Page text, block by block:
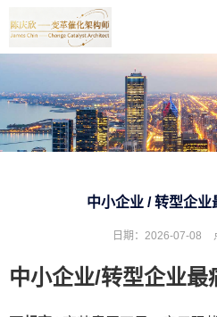
中小企业 / 转型企业
日期：2026-07-08
中小企业/转型企业最